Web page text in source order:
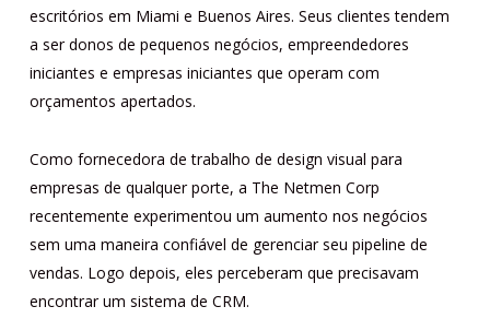
escritórios em Miami e Buenos Aires. Seus clientes tendem
a ser donos de pequenos negócios, empreendedores
iniciantes e empresas iniciantes que operam com
orçamentos apertados.
Como fornecedora de trabalho de design visual para
empresas de qualquer porte, a The Netmen Corp
recentemente experimentou um aumento nos negócios
sem uma maneira confiável de gerenciar seu pipeline de
vendas. Logo depois, eles perceberam que precisavam
encontrar um sistema de CRM.